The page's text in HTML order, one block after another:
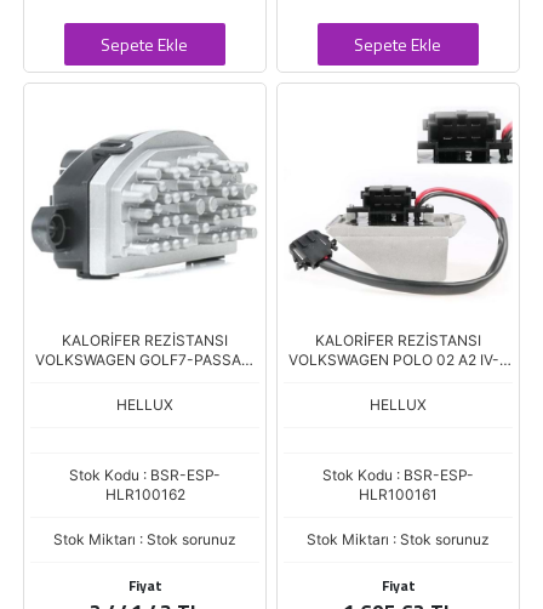
Sepete Ekle Sepete Ekle
KALORİFER REZİSTANSI
VOLKSWAGEN GOLF7-PASSAT-
1.2-1.4-1.8-2.0
HELLUX
Stok Kodu : BSR-ESP-
HLR100162
Stok Miktarı : Stok sorunuz
Fiyat
KALORİFER REZİSTANSI
VOLKSWAGEN POLO 02 A2 IV-V
09-IBIZA 02
HELLUX
Stok Kodu : BSR-ESP-
HLR100161
Stok Miktarı : Stok sorunuz
Fiyat